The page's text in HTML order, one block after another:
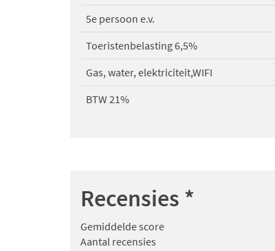
5e persoon e.v.
Toeristenbelasting 6,5%
Gas, water, elektriciteit,WIFI
BTW 21%
Recensies *
Gemiddelde score
Aantal recensies